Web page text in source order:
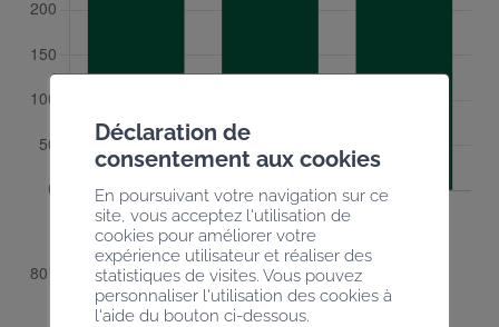
Déclaration de
consentement aux cookies
En poursuivant votre navigation sur ce
site, vous acceptez l'utilisation de
cookies pour améliorer votre
expérience utilisateur et réaliser des
statistiques de visites. Vous pouvez
personnaliser l'utilisation des cookies à
l'aide du bouton ci-dessous.